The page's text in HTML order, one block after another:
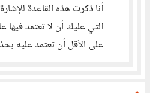
أنا ذكرت هذه القاعدة
التي عليك أن لا تعتمد فيها
على الأقل أن تعتمد عليه